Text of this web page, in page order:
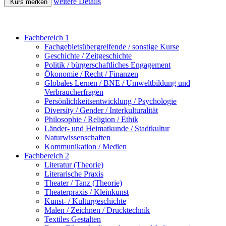
Kurs merken
Fachbereich 1
Fachgebietsübergreifende / sonstige Kurse
Geschichte / Zeitgeschichte
Politik / bürgerschaftliches Engagement
Ökonomie / Recht / Finanzen
Globales Lernen / BNE / Umweltbildung und
Verbraucherfragen
Persönlichkeitsentwicklung / Psychologie
Diversity / Gender / Interkulturalität
Philosophie / Religion / Ethik
Länder- und Heimatkunde / Stadtkultur
Naturwissenschaften
Kommunikation / Medien
Fachbereich 2
Literatur (Theorie)
Literarische Praxis
Theater / Tanz (Theorie)
Theaterpraxis / Kleinkunst
Kunst- / Kulturgeschichte
Malen / Zeichnen / Drucktechnik
Textiles Gestalten